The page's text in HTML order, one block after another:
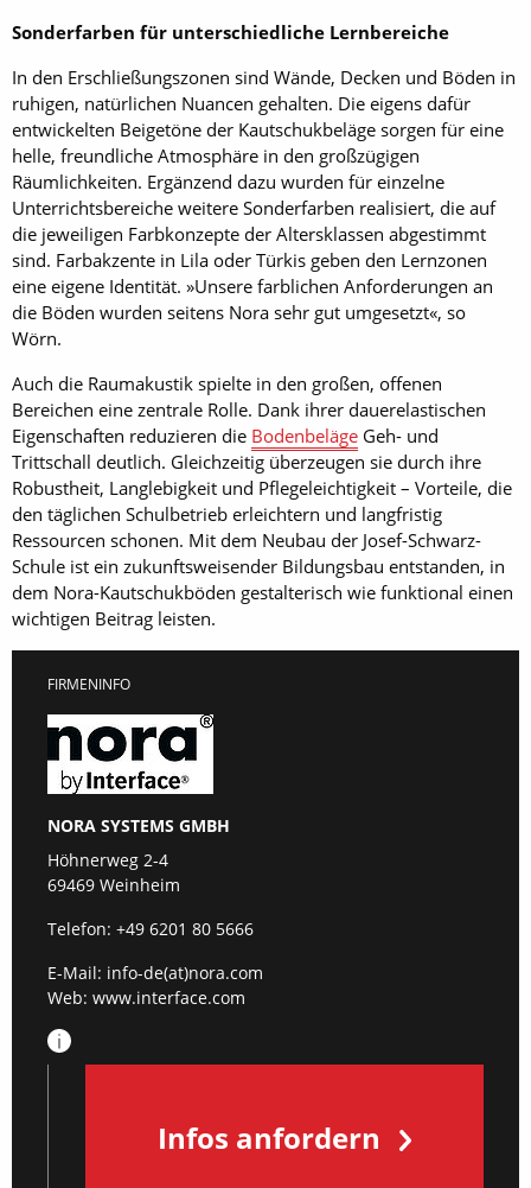
Sonderfarben für unterschiedliche Lernbereiche
In den Erschließungszonen sind Wände, Decken und Böden in
ruhigen, natürlichen Nuancen gehalten. Die eigens dafür
entwickelten Beigetöne der Kautschukbeläge sorgen für eine
helle, freundliche Atmosphäre in den großzügigen
Räumlichkeiten. Ergänzend dazu wurden für einzelne
Unterrichtsbereiche weitere Sonderfarben realisiert, die auf
die jeweiligen Farbkonzepte der Altersklassen abgestimmt
sind. Farbakzente in Lila oder Türkis geben den Lernzonen
eine eigene Identität. »Unsere farblichen Anforderungen an
die Böden wurden seitens Nora sehr gut umgesetzt«, so
Wörn.
Auch die Raumakustik spielte in den großen, offenen
Bereichen eine zentrale Rolle. Dank ihrer dauerelastischen
Eigenschaften reduzieren die Bodenbeläge Geh- und
Trittschall deutlich. Gleichzeitig überzeugen sie durch ihre
Robustheit, Langlebigkeit und Pflegeleichtigkeit – Vorteile, die
den täglichen Schulbetrieb erleichtern und langfristig
Ressourcen schonen. Mit dem Neubau der Josef-Schwarz-
Schule ist ein zukunftsweisender Bildungsbau entstanden, in
dem Nora-Kautschukböden gestalterisch wie funktional einen
wichtigen Beitrag leisten.
FIRMENINFO
NORA SYSTEMS GMBH
Höhnerweg 2-4
69469 Weinheim
Telefon: +49 6201 80 5666
E-Mail: info-de(at)nora.com
Web: www.interface.com
Infos anfordern